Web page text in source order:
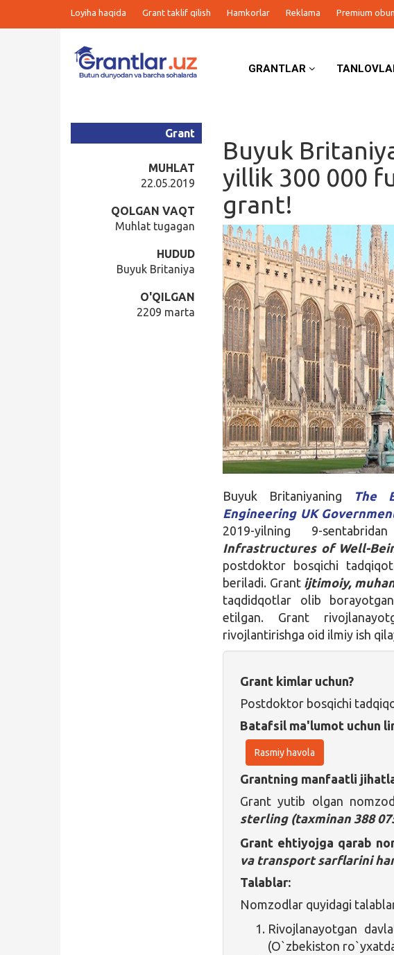
Loyiha haqida Grant taklif qilish Hamkorlar Reklama Premium
GRANTLAR
Buyuk
yillik 300 000
grant!
Grant
MUHLAT
22.05.2019
QOLGAN VAQT
Muhlat tugagan
HUDUD
Buyuk Britaniya
O'QILGAN
2209 marta
Buyuk Britaniyaning The
Engineering UK
2019-yilning 9-
Infrastructures of Well-
postdoktor bosqichi
beriladi. Grant ijtimoiy,
taqdidqotlar olib
etilgan. Grant
rivojlantirishga oid ilmiy ish
Grant kimlar uchun?
Postdoktor bosqichi
Batafsil ma'lumot uchun
Rasmiy havola
Grantning manfaatli
Grant yutib olgan
sterling (taxminan 388
Grant ehtiyojga qarab
va transport sarflarini
Talablar:
Nomzodlar quyidagi
Rivojlanayotgan
(O`zbekiston